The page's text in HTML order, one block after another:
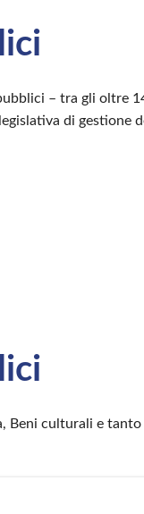
– tra gli oltre
di gestione
Beni culturali e